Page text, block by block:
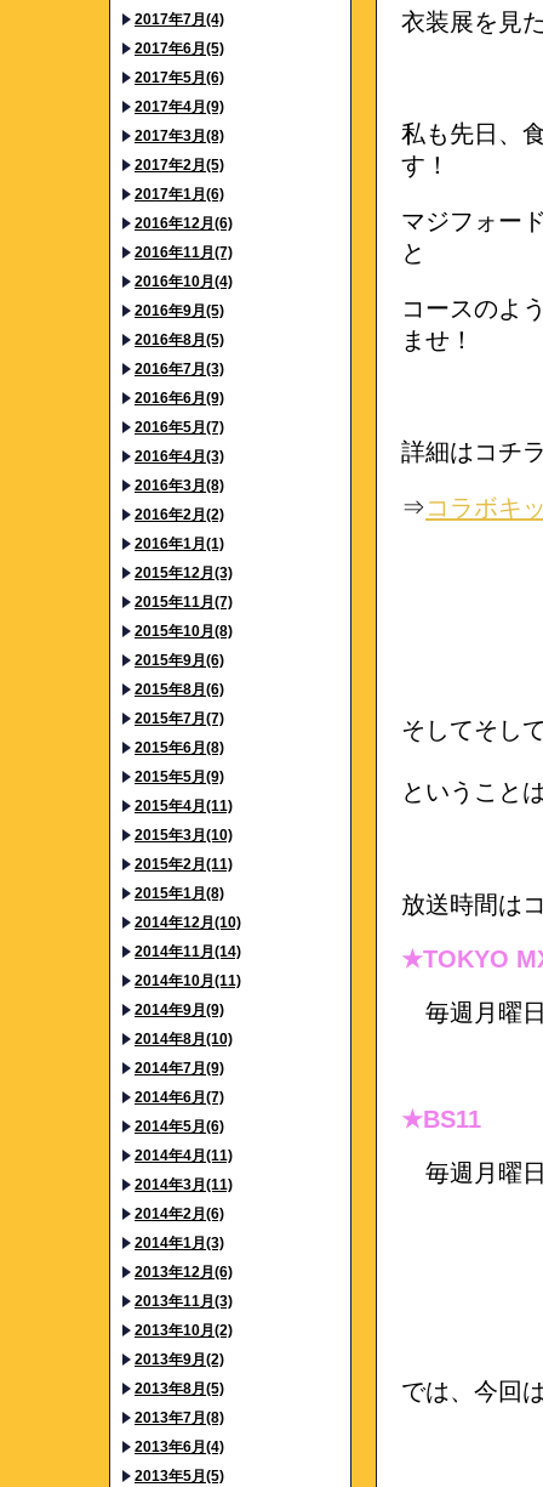
2017年7月(4)
2017年6月(5)
2017年5月(6)
2017年4月(9)
2017年3月(8)
2017年2月(5)
2017年1月(6)
2016年12月(6)
2016年11月(7)
2016年10月(4)
2016年9月(5)
2016年8月(5)
2016年7月(3)
2016年6月(9)
2016年5月(7)
2016年4月(3)
2016年3月(8)
2016年2月(2)
2016年1月(1)
2015年12月(3)
2015年11月(7)
2015年10月(8)
2015年9月(6)
2015年8月(6)
2015年7月(7)
2015年6月(8)
2015年5月(9)
2015年4月(11)
2015年3月(10)
2015年2月(11)
2015年1月(8)
2014年12月(10)
2014年11月(14)
2014年10月(11)
2014年9月(9)
2014年8月(10)
2014年7月(9)
2014年6月(7)
2014年5月(6)
2014年4月(11)
2014年3月(11)
2014年2月(6)
2014年1月(3)
2013年12月(6)
2013年11月(3)
2013年10月(2)
2013年9月(2)
2013年8月(5)
2013年7月(8)
2013年6月(4)
2013年5月(5)
衣装展を見
私も先日、
す！
マジフォー
と
コースのよ
ませ！
詳細はコチ
⇒ コラボキ
そしてそし
ということ
放送時間は
★TOKYO
毎週月曜
★BS11
毎週月曜
では、今回